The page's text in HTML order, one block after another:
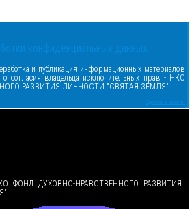
конфиденциальных данных
и публикация информационных материалов
согласия владельца исключительных прав - НКО
РАЗВИТИЯ ЛИЧНОСТИ "СВЯТАЯ ЗЕМЛЯ"
Сделано в samsite
ФОНД ДУХОВНО-НРАВСТВЕННОГО РАЗВИТИЯ